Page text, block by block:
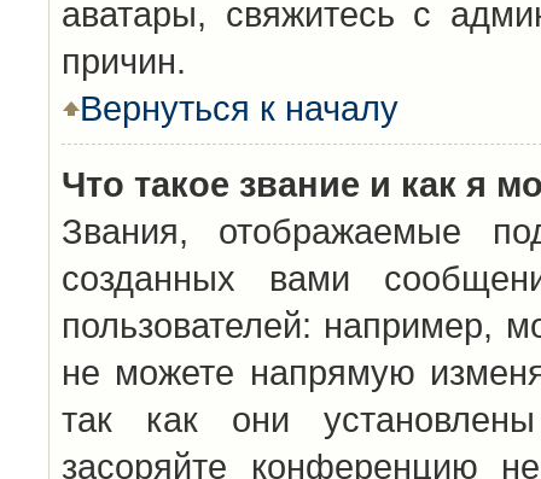
аватары, свяжитесь с
причин.
Вернуться к началу
Что такое звание и как я
Звания, отображаемые
созданных вами
пользователей: например,
не можете напрямую
так как они
засоряйте конференцию